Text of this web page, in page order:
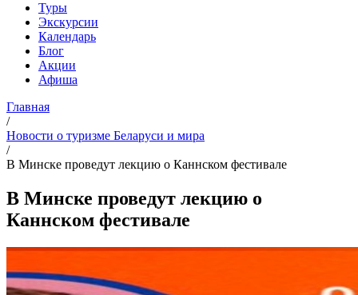
Туры
Экскурсии
Календарь
Блог
Акции
Афиша
Главная
/
Новости о туризме Беларуси и мира
/
В Минске проведут лекцию о Каннском фестивале
В Минске проведут лекцию о
Каннском фестивале